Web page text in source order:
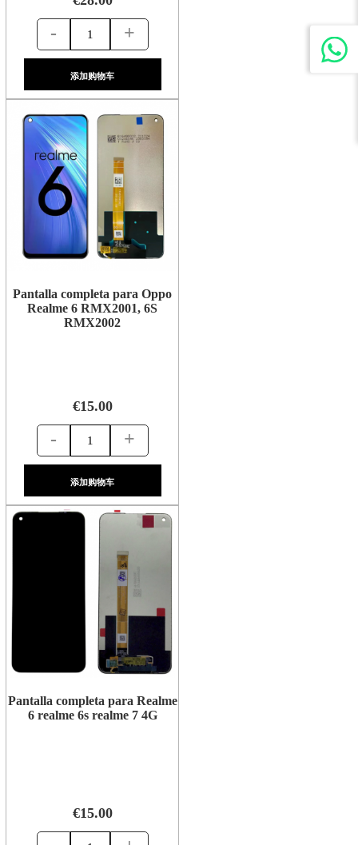
- +
添加购物车
Pantalla completa para Oppo
Realme 6 RMX2001, 6S
RMX2002
€15.00
- +
添加购物车
Pantalla completa para Realme
6 realme 6s realme 7 4G
€15.00